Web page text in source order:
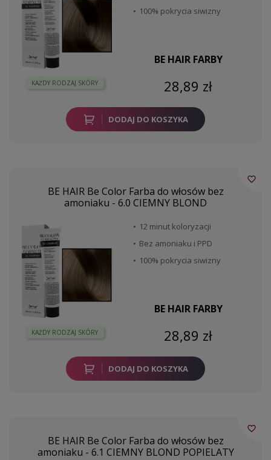
KAŻDY RODZAJ SKÓRY
100% pokrycia siwizny
BE HAIR FARBY
28,89 zł
DODAJ DO KOSZYKA
BE HAIR Be Color Farba do włosów bez
amoniaku - 6.0 CIEMNY BLOND
KAŻDY RODZAJ SKÓRY
12 minut koloryzacji
Bez amoniaku i PPD
100% pokrycia siwizny
BE HAIR FARBY
28,89 zł
DODAJ DO KOSZYKA
favorite_border
BE HAIR Be Color Farba do włosów bez
amoniaku - 6.1 CIEMNY BLOND POPIELATY
favorite_border